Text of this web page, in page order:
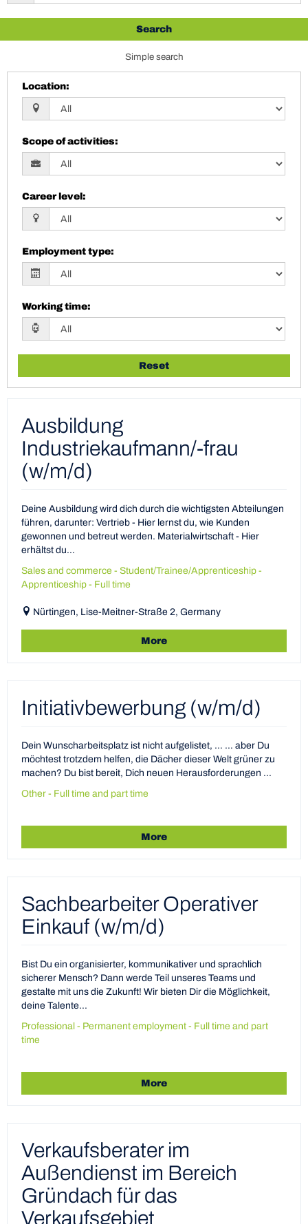
Search
Simple search
Location:
Scope of activities:
Career level:
Employment type:
Working time:
Reset
Ausbildung
Industriekaufmann/-frau
(w/m/d)
Deine Ausbildung wird dich durch die wichtigsten Abteilungen
führen, darunter: Vertrieb - Hier lernst du, wie Kunden
gewonnen und betreut werden. Materialwirtschaft - Hier
erhältst du...
Sales and commerce - Student/Trainee/Apprenticeship -
Apprenticeship - Full time
Nürtingen, Lise-Meitner-Straße 2, Germany
More
Initiativbewerbung (w/m/d)
Dein Wunscharbeitsplatz ist nicht aufgelistet, … … aber Du
möchtest trotzdem helfen, die Dächer dieser Welt grüner zu
machen? Du bist bereit, Dich neuen Herausforderungen ...
Other - Full time and part time
More
Sachbearbeiter Operativer
Einkauf (w/m/d)
Bist Du ein organisierter, kommunikativer und sprachlich
sicherer Mensch? Dann werde Teil unseres Teams und
gestalte mit uns die Zukunft! Wir bieten Dir die Möglichkeit,
deine Talente...
Professional - Permanent employment - Full time and part
time
More
Verkaufsberater im
Außendienst im Bereich
Gründach für das
Verkaufsgebiet